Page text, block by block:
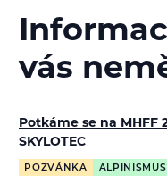
vás
Potkáme se na MHFF
SKYLOTEC
POZVÁNKA ALPINISMUS